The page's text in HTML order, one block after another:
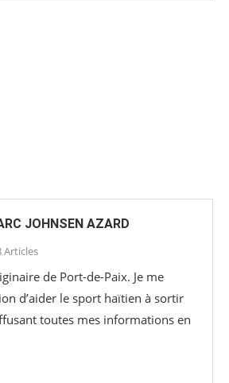
JOHNSEN AZARD
Articles
de Port-de-Paix. Je me
d’aider le sport haïtien à sortir
toutes mes informations en